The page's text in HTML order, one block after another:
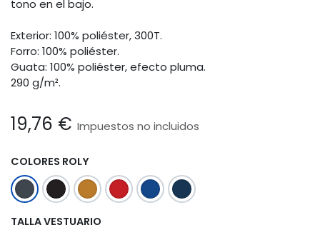
tono en el bajo.
Exterior: 100% poliéster, 300T.
Forro: 100% poliéster.
Guata: 100% poliéster, efecto pluma.
290 g/m².
19,76 € Impuestos no incluidos
COLORES ROLY
TALLA VESTUARIO